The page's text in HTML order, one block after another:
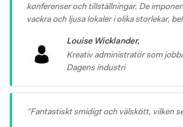
konferenser och tillställningar. De
vackra och ljusa lokaler i olika storlekar,
Louise Wicklander,
Kreativ administratör som
Dagens industri
”Fantastiskt smidigt och välskött, vilken